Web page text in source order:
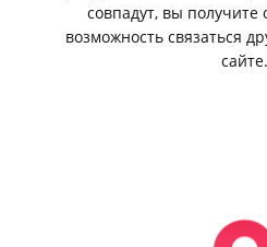
совпадут, вы
возможность связаться
сайте.